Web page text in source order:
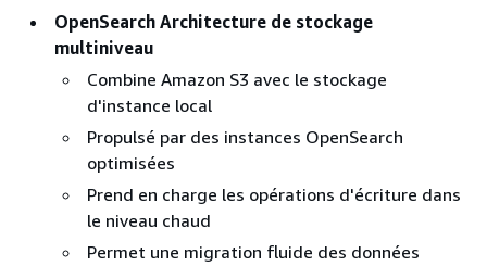
OpenSearch Architecture de stockage
multiniveau
Combine Amazon S3 avec le stockage
d'instance local
Propulsé par des instances OpenSearch
optimisées
Prend en charge les opérations d'écriture dans
le niveau chaud
Permet une migration fluide des données